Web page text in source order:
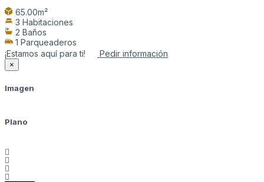
65.00m²
3 Habitaciones
2 Baños
1 Parqueaderos
¡Estamos aquí para ti!
Pedir información
×
Imagen
Plano